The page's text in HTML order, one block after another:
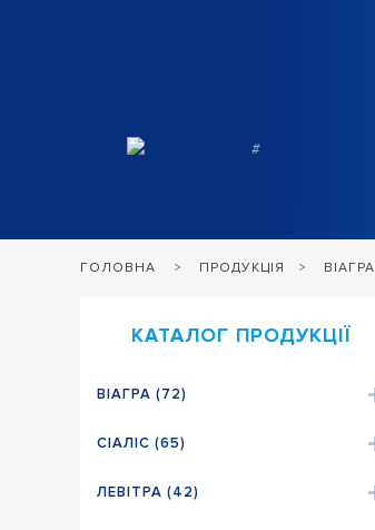
ГОЛОВНА ПРОДУКЦІЯ ВІАГРА
КАТАЛОГ ПРОДУКЦІЇ
ВІАГРА (72)
СІАЛІС (65)
ЛЕВІТРА (42)